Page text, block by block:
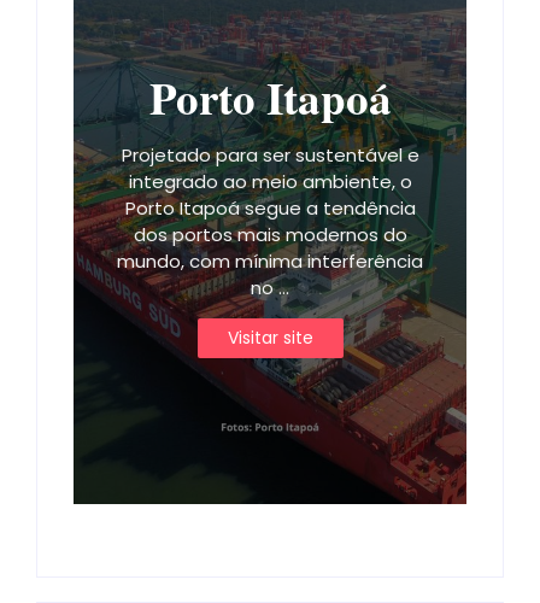
Porto Itapoá
Projetado para ser sustentável e
integrado ao meio ambiente, o
Porto Itapoá segue a tendência
dos portos mais modernos do
mundo, com mínima interferência
no ...
Visitar site